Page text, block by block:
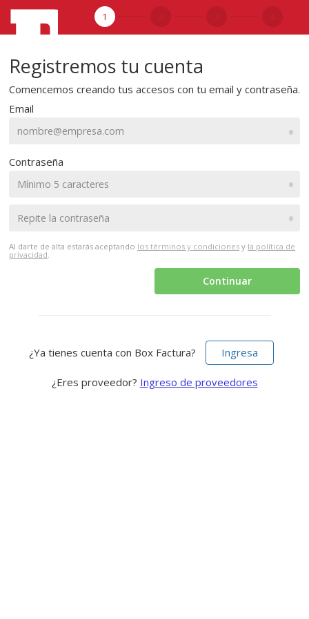
Registremos tu cuenta
Comencemos creando tus accesos con tu email y contraseña.
Email
•
Contraseña
•
•
Al darte de alta estarás aceptando los términos y condiciones y la política de
privacidad.
Continuar
¿Ya tienes cuenta con Box Factura? Ingresa
¿Eres proveedor? Ingreso de proveedores
1